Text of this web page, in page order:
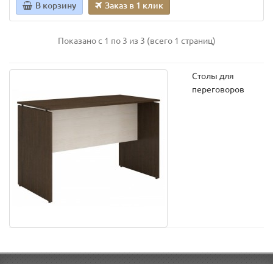
В корзину Заказ в 1 клик
Показано с 1 по 3 из 3 (всего 1 страниц)
Столы для
переговоров